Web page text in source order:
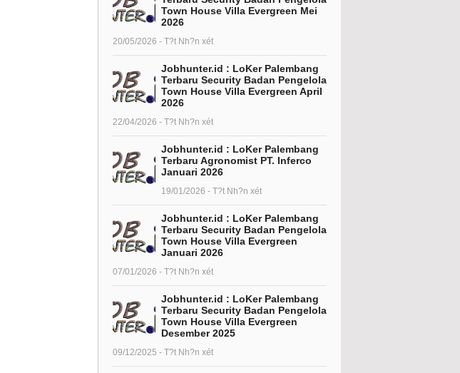
Town House Villa Evergreen Mei
2026
20/05/2026 - T?t Nh?n xét
Jobhunter.id : LoKer Palembang
Terbaru Security Badan Pengelola
Town House Villa Evergreen April
2026
22/04/2026 - T?t Nh?n xét
Jobhunter.id : LoKer Palembang
Terbaru Agronomist PT. Inferco
Januari 2026
19/01/2026 - T?t Nh?n xét
Jobhunter.id : LoKer Palembang
Terbaru Security Badan Pengelola
Town House Villa Evergreen
Januari 2026
07/01/2026 - T?t Nh?n xét
Jobhunter.id : LoKer Palembang
Terbaru Security Badan Pengelola
Town House Villa Evergreen
Desember 2025
09/12/2025 - T?t Nh?n xét